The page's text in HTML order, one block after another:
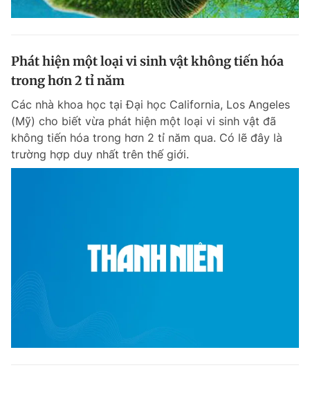
Phát hiện một loại vi sinh vật không tiến hóa
trong hơn 2 tỉ năm
Các nhà khoa học tại Đại học California, Los Angeles
(Mỹ) cho biết vừa phát hiện một loại vi sinh vật đã
không tiến hóa trong hơn 2 tỉ năm qua. Có lẽ đây là
trường hợp duy nhất trên thế giới.